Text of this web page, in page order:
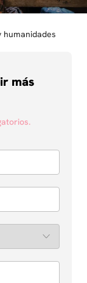
humanidades
más